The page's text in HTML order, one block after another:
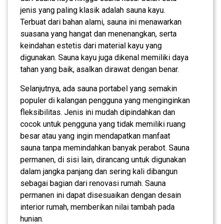
jenis yang paling klasik adalah sauna kayu.
Terbuat dari bahan alami, sauna ini menawarkan
suasana yang hangat dan menenangkan, serta
keindahan estetis dari material kayu yang
digunakan. Sauna kayu juga dikenal memiliki daya
tahan yang baik, asalkan dirawat dengan benar.
Selanjutnya, ada sauna portabel yang semakin
populer di kalangan pengguna yang menginginkan
fleksibilitas. Jenis ini mudah dipindahkan dan
cocok untuk pengguna yang tidak memiliki ruang
besar atau yang ingin mendapatkan manfaat
sauna tanpa memindahkan banyak perabot. Sauna
permanen, di sisi lain, dirancang untuk digunakan
dalam jangka panjang dan sering kali dibangun
sebagai bagian dari renovasi rumah. Sauna
permanen ini dapat disesuaikan dengan desain
interior rumah, memberikan nilai tambah pada
hunian.